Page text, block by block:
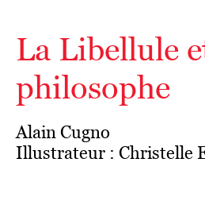
La Libellule
philosophe
Alain Cugno
Illustrateur : Christelle